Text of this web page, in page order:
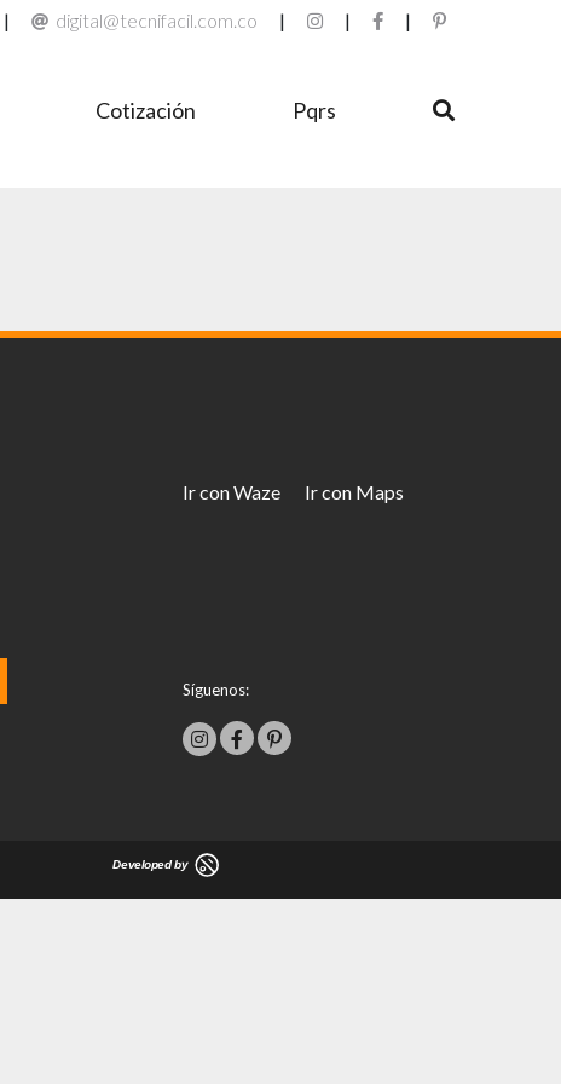
| digital@tecnifacil.com.co | | |
Cotización Pqrs
Ir con Waze Ir con Maps
Síguenos: